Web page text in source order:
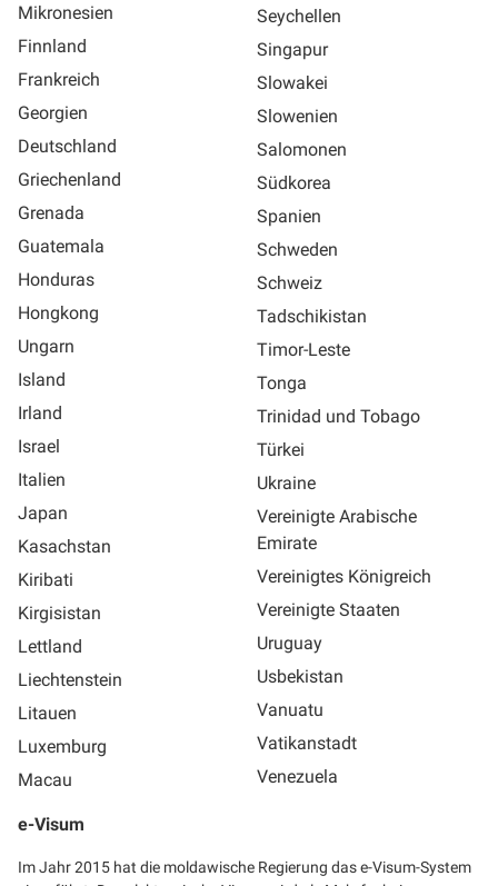
Mikronesien
Finnland
Frankreich
Georgien
Deutschland
Griechenland
Grenada
Guatemala
Honduras
Hongkong
Ungarn
Island
Irland
Israel
Italien
Japan
Kasachstan
Kiribati
Kirgisistan
Lettland
Liechtenstein
Litauen
Luxemburg
Macau
Seychellen
Singapur
Slowakei
Slowenien
Salomonen
Südkorea
Spanien
Schweden
Schweiz
Tadschikistan
Timor-Leste
Tonga
Trinidad und Tobago
Türkei
Ukraine
Vereinigte Arabische
Emirate
Vereinigtes Königreich
Vereinigte Staaten
Uruguay
Usbekistan
Vanuatu
Vatikanstadt
Venezuela
e-Visum
Im Jahr 2015 hat die moldawische Regierung das e-Visum-System